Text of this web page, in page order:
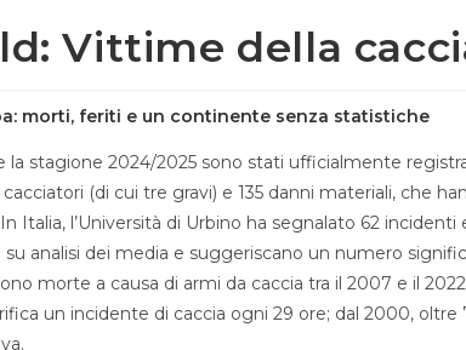
Vittime della
morti, feriti e un continente senza statistiche
la stagione 2024/2025 sono stati ufficialmente
(di cui tre gravi) e 135 danni materiali, che
Italia, l’Università di Urbino ha segnalato 62
analisi dei media e suggeriscano un numero
morte a causa di armi da caccia tra il 2007 e il
un incidente di caccia ogni 29 ore; dal 2000,